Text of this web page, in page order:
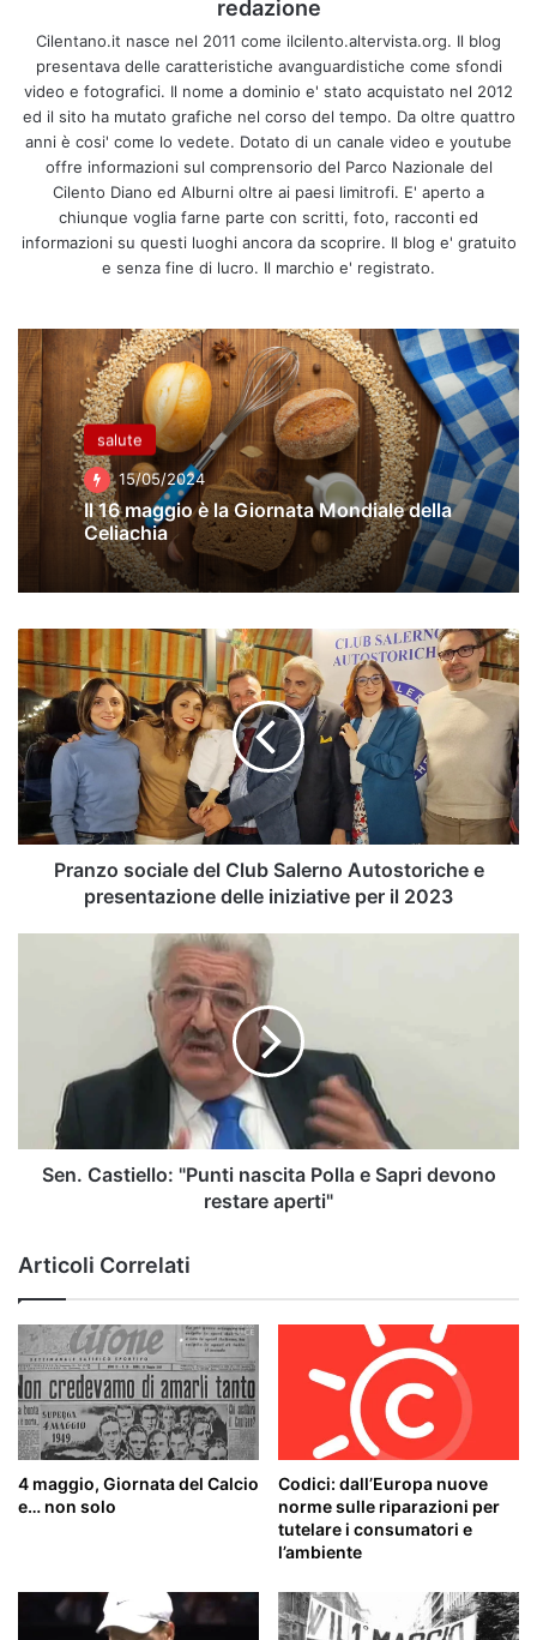
redazione
Cilentano.it nasce nel 2011 come ilcilento.altervista.org. Il blog
presentava delle caratteristiche avanguardistiche come sfondi
video e fotografici. Il nome a dominio e' stato acquistato nel 2012
ed il sito ha mutato grafiche nel corso del tempo. Da oltre quattro
anni è cosi' come lo vedete. Dotato di un canale video e youtube
offre informazioni sul comprensorio del Parco Nazionale del
Cilento Diano ed Alburni oltre ai paesi limitrofi. E' aperto a
chiunque voglia farne parte con scritti, foto, racconti ed
informazioni su questi luoghi ancora da scoprire. Il blog e' gratuito
e senza fine di lucro. Il marchio e' registrato.
salute
15/05/2024
Il 16 maggio è la Giornata Mondiale della
Celiachia
sociale
del
Club
Salerno
Autostoriche
e
presentazione
delle
iniziativePranzo sociale del Club Salerno Autostoriche e
presentazione delle iniziative per il 2023
devono
restare
aperti"Sen. Castiello: "Punti nascita Polla e Sapri devono
restare aperti"
Articoli Correlati
4 maggio, Giornata del Calcio
e… non solo
Codici: dall’Europa nuove
norme sulle riparazioni per
tutelare i consumatori e
l’ambiente